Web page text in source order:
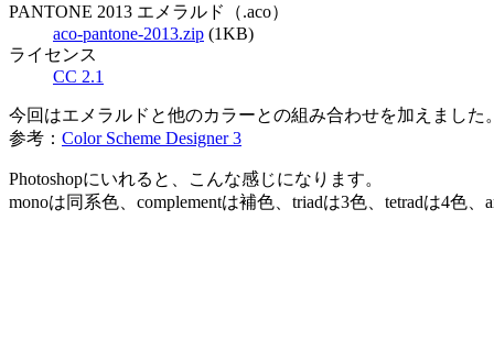
PANTONE 2013 エメラルド（.aco）
aco-pantone-2013.zip (1KB)
ライセンス
CC 2.1
今回はエメラルドと他のカラーとの組み合わせを加えました。
参考： Color Scheme Designer 3
Photoshopにいれると、こんな感じになります。
monoは同系色、complementは補色、triadは3色、tetradは4色、